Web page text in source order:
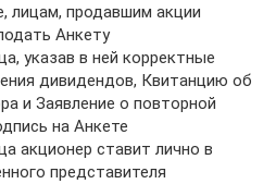
лицам, продавшим акции
Анкету
указав в ней корректные
дивидендов, Квитанцию об
и Заявление о повторной
на Анкете
акционер ставит лично в
представителя